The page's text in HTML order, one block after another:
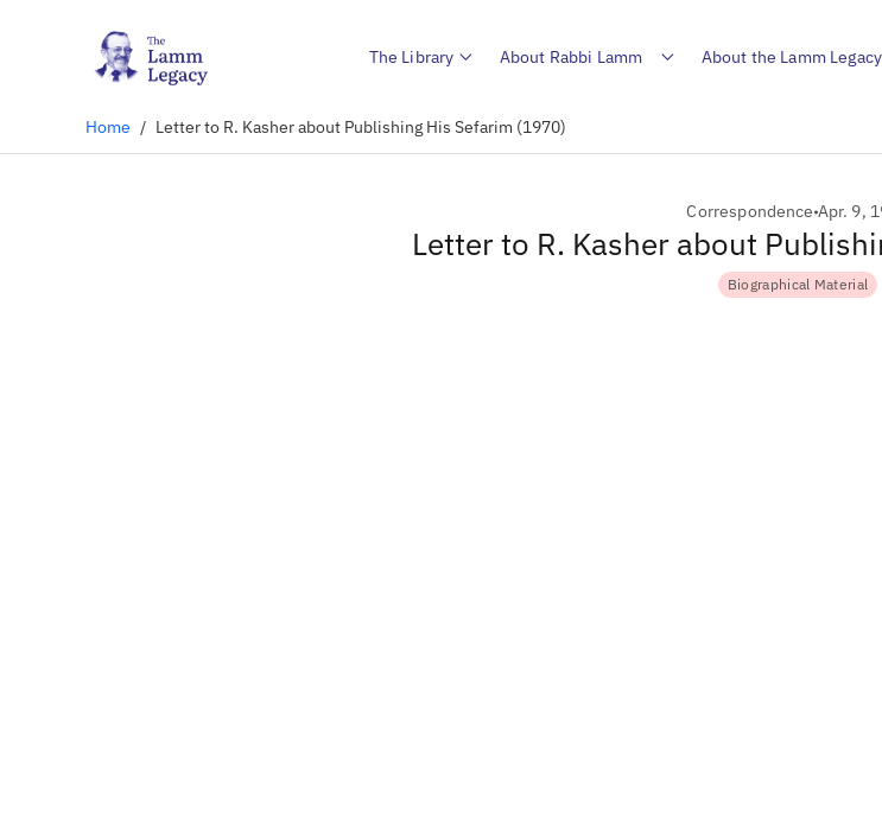
The Library About Rabbi Lamm About the Lamm Legacy
Home / Letter to R. Kasher about Publishing His Sefarim (1970)
Correspondence Apr. 9,
Letter to R. Kasher about
Biographical Material